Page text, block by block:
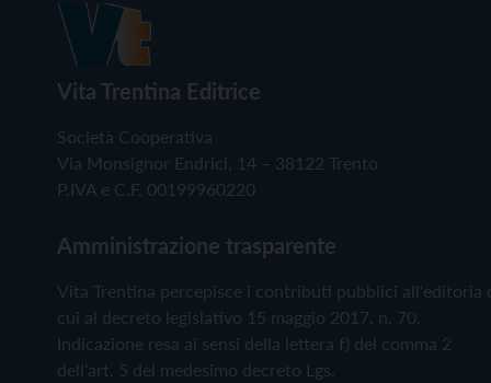
Vita Trentina Editrice
Società Cooperativa
Via Monsignor Endrici, 14 – 38122 Trento
P.IVA e C.F. 00199960220
Amministrazione trasparente
Vita Trentina percepisce i contributi pubblici all'editoria
cui al decreto legislativo 15 maggio 2017, n. 70.
Indicazione resa ai sensi della lettera f) del comma 2
dell'art. 5 del medesimo decreto Lgs.